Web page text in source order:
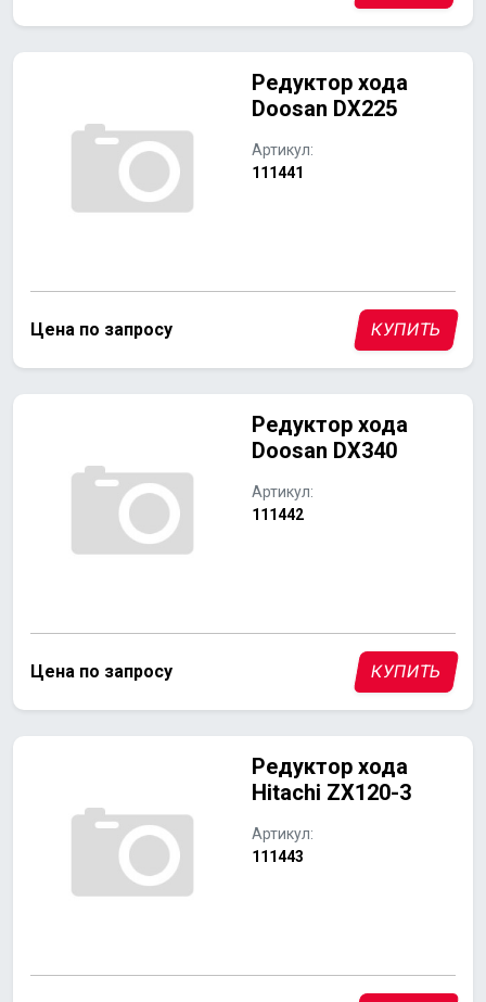
Редуктор хода
Doosan DX225
Артикул:
111441
Цена по запросу КУПИТЬ
Редуктор хода
Doosan DX340
Артикул:
111442
Цена по запросу КУПИТЬ
Редуктор хода
Hitachi ZX120-3
Артикул:
111443